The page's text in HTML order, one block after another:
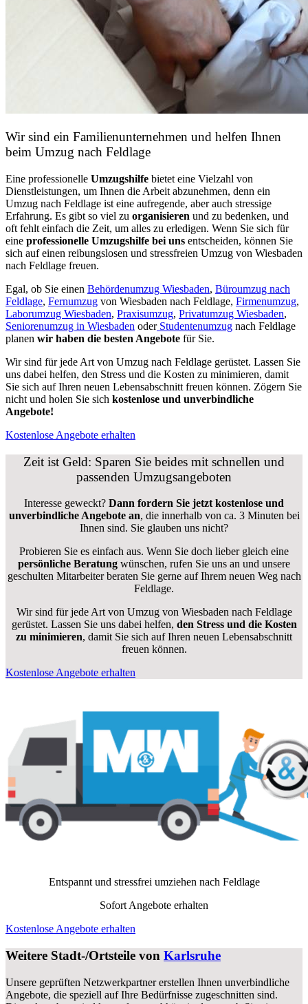
Wir sind ein Familienunternehmen und helfen Ihnen
beim Umzug nach Feldlage
Eine professionelle Umzugshilfe bietet eine Vielzahl von
Dienstleistungen, um Ihnen die Arbeit abzunehmen, denn ein
Umzug nach Feldlage ist eine aufregende, aber auch stressige
Erfahrung. Es gibt so viel zu organisieren und zu bedenken, und
oft fehlt einfach die Zeit, um alles zu erledigen. Wenn Sie sich für
eine professionelle Umzugshilfe bei uns entscheiden, können Sie
sich auf einen reibungslosen und stressfreien Umzug von Wiesbaden
nach Feldlage freuen.
Egal, ob Sie einen Behördenumzug Wiesbaden, Büroumzug nach
Feldlage, Fernumzug von Wiesbaden nach Feldlage, Firmenumzug,
Laborumzug Wiesbaden, Praxisumzug, Privatumzug Wiesbaden,
Seniorenumzug in Wiesbaden oderStudentenumzug nach Feldlage
planen wir haben die besten Angebote für Sie.
Wir sind für jede Art von Umzug nach Feldlage gerüstet. Lassen Sie
uns dabei helfen, den Stress und die Kosten zu minimieren, damit
Sie sich auf Ihren neuen Lebensabschnitt freuen können. Zögern Sie
nicht und holen Sie sich kostenlose und unverbindliche
Angebote!
Kostenlose Angebote erhalten
Zeit ist Geld: Sparen Sie beides mit schnellen und
passenden Umzugsangeboten
Interesse geweckt? Dann fordern Sie jetzt kostenlose und
unverbindliche Angebote an, die innerhalb von ca. 3 Minuten bei
Ihnen sind. Sie glauben uns nicht?
Probieren Sie es einfach aus. Wenn Sie doch lieber gleich eine
persönliche Beratung wünschen, rufen Sie uns an und unsere
geschulten Mitarbeiter beraten Sie gerne auf Ihrem neuen Weg nach
Feldlage.
Wir sind für jede Art von Umzug von Wiesbaden nach Feldlage
gerüstet. Lassen Sie uns dabei helfen, den Stress und die Kosten
zu minimieren, damit Sie sich auf Ihren neuen Lebensabschnitt
freuen können.
Kostenlose Angebote erhalten
Entspannt und stressfrei umziehen nach Feldlage
Sofort Angebote erhalten
Kostenlose Angebote erhalten
Weitere Stadt-/Ortsteile von Karlsruhe
Unsere geprüften Netzwerkpartner erstellen Ihnen unverbindliche
Angebote, die speziell auf Ihre Bedürfnisse zugeschnitten sind.